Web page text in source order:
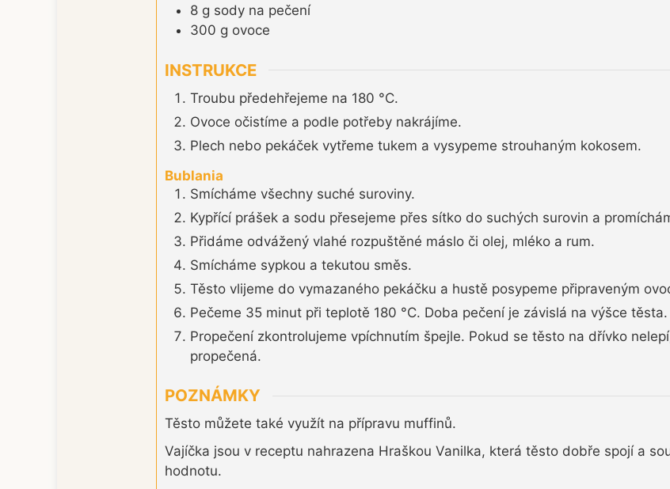
8 g sody na pečení
300 g ovoce
INSTRUKCE
Troubu předehřejeme na 180 °C.
Ovoce očistíme a podle potřeby nakrájíme.
Plech nebo pekáček vytřeme tukem a vysypeme strouhaným kokosem.
Bublania
Smícháme všechny suché suroviny.
Kypřící prášek a sodu přesejeme přes sítko do suchých surovin a
Přidáme odvážený vlahé rozpuštěné máslo či olej, mléko a rum.
Smícháme sypkou a tekutou směs.
Těsto vlijeme do vymazaného pekáčku a hustě posypeme připraveným
Pečeme 35 minut při teplotě 180 °C. Doba pečení je závislá na výšce těsta.
Propečení zkontrolujeme vpíchnutím špejle. Pokud se těsto na dřívko
propečená.
POZNÁMKY
Těsto můžete také využít na přípravu muffinů.
Vajíčka jsou v receptu nahrazena Hraškou Vanilka, která těsto dobře spojí a
hodnotu.